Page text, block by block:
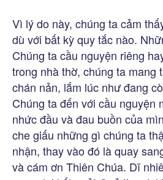
Vì lý do này, chúng ta cảm
dù với bất kỳ quy tắc nào.
Chúng ta cầu nguyện riêng
trong nhà thờ, chúng ta mang
chán nản, lắm lúc như đang
Chúng ta đến với cầu nguyện
nhức đầu và đau buồn của
che giấu những gì chúng ta
nhận, thay vào đó là quay
và cám ơn Thiên Chúa. Dĩ